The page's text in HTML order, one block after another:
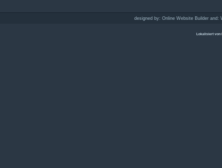
designed by: Online Website Builder and:
Lokalisiert von